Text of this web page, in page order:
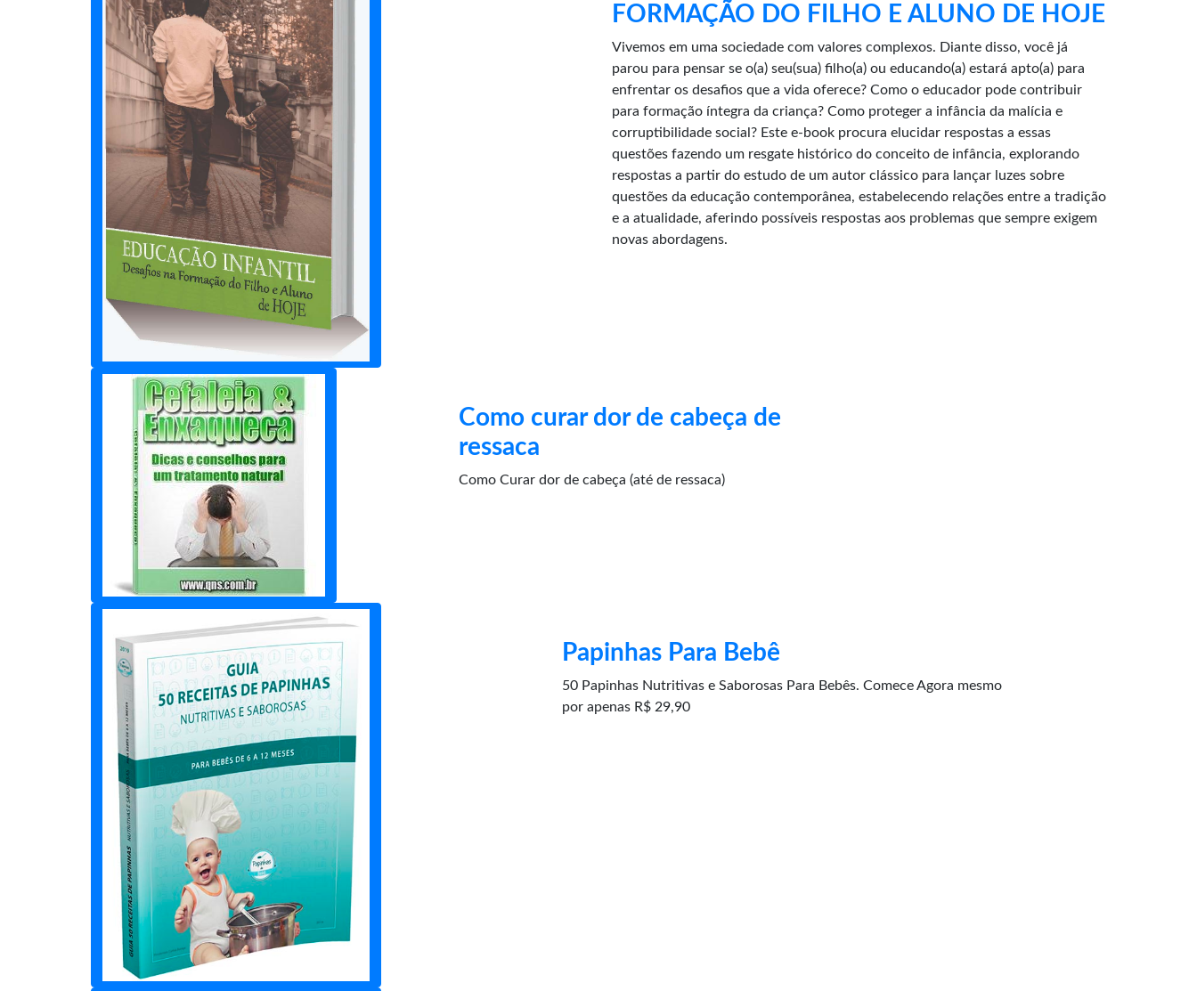
FORMAÇÃO DO FILHO E ALUNO DE HOJE
Vivemos em uma sociedade com valores complexos. Diante disso, você já
parou para pensar se o(a) seu(sua) filho(a) ou educando(a) estará apto(a) para
enfrentar os desafios que a vida oferece? Como o educador pode contribuir
para formação íntegra da criança? Como proteger a infância da malícia e
corruptibilidade social? Este e-book procura elucidar respostas a essas
questões fazendo um resgate histórico do conceito de infância, explorando
respostas a partir do estudo de um autor clássico para lançar luzes sobre
questões da educação contemporânea, estabelecendo relações entre a tradição
e a atualidade, aferindo possíveis respostas aos problemas que sempre exigem
novas abordagens.
Como curar dor de cabeça de
ressaca
Como Curar dor de cabeça (até de ressaca)
Papinhas Para Bebê
50 Papinhas Nutritivas e Saborosas Para Bebês. Comece Agora mesmo
por apenas R$ 29,90